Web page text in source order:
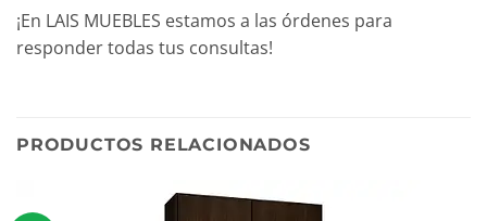
¡En LAIS MUEBLES estamos a las órdenes para
responder todas tus consultas!
PRODUCTOS RELACIONADOS